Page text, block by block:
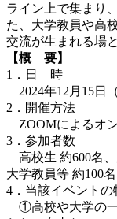
ライン上で集まり
た、大学教員や高
交流が生まれる場
【概 要】
1．日 時
2024年12月15日
2．開催方法
ZOOMによるオ
3．参加者数
高校生 約600名、
大学教員等 約100名
4．当該イベントの
①高校や大学の一